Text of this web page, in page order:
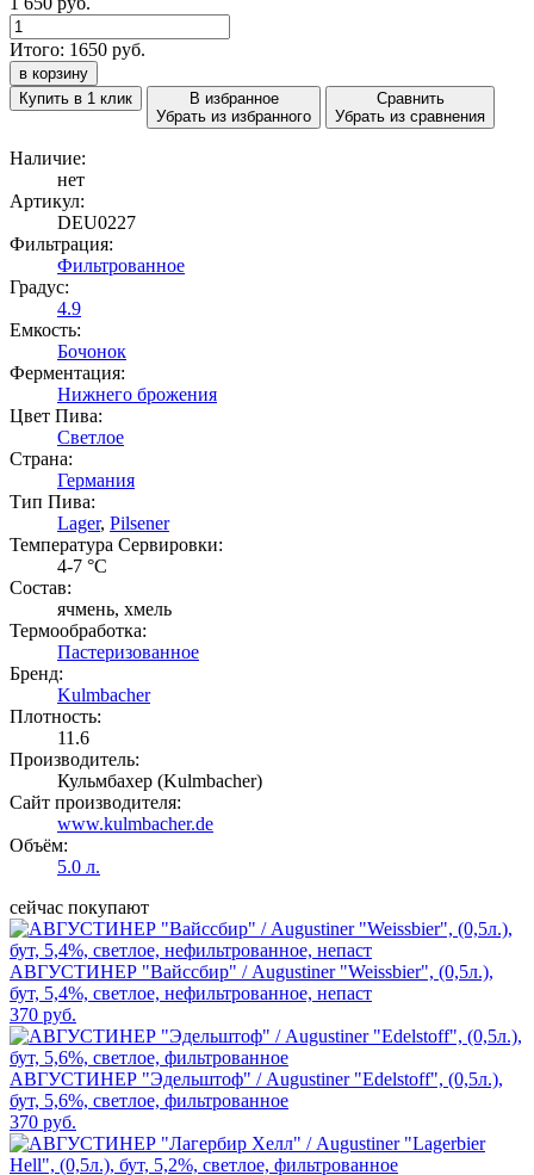
Итого: 1650 руб.
в корзину
Купить в 1 клик
В избранное
Убрать из избранного
Сравнить
Убрать из сравнения
Наличие:
нет
Артикул:
DEU0227
Фильтрация:
Фильтрованное
Градус:
4.9
Емкость:
Бочонок
Ферментация:
Нижнего брожения
Цвет Пива:
Светлое
Страна:
Германия
Тип Пива:
Lager, Pilsener
Температура Cервировки:
4-7 °С
Состав:
ячмень, хмель
Термообработка:
Пастеризованное
Бренд:
Kulmbacher
Плотность:
11.6
Производитель:
Кульмбахер (Kulmbacher)
Сайт производителя:
www.kulmbacher.de
Объём:
5.0 л.
сейчас покупают
АВГУСТИНЕР "Вайссбир" / Augustiner "Weissbier", (0,5л.),
бут, 5,4%, светлое, нефильтрованное, непаст
370 руб.
АВГУСТИНЕР "Эдельштоф" / Augustiner "Edelstoff", (0,5л.),
бут, 5,6%, светлое, фильтрованное
370 руб.